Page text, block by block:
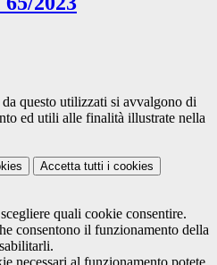
questo utilizzati si avvalgono di
ed utili alle finalità illustrate nella
Accetta tutti i cookies
quali cookie consentire.
consentono il funzionamento della
necessari al funzionamento potete